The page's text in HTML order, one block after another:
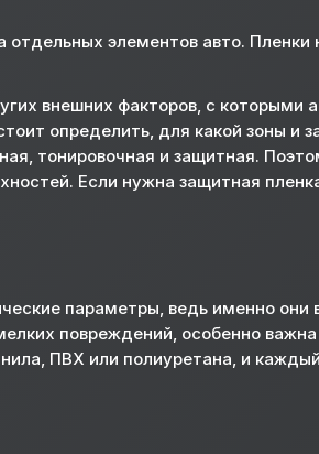
элементов авто. Пленки
внешних факторов, с которыми
определить, для какой зоны и
тонировочная и защитная.
Если нужна защитная
параметры, ведь именно они
повреждений, особенно
ПВХ или полиуретана, и